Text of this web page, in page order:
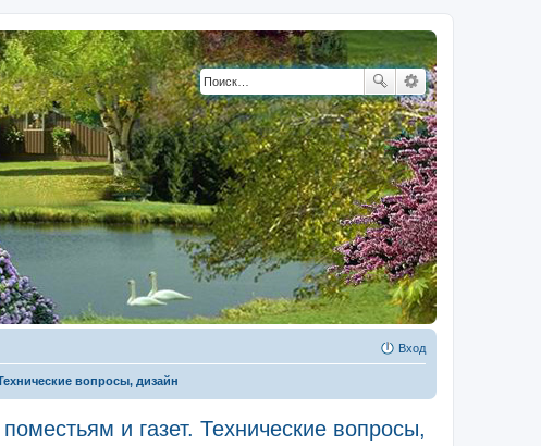
Вход
вопросы, дизайн
и газет. Технические вопросы,